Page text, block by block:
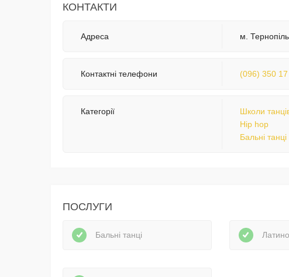
КОНТАКТИ
Адреса м.
Контактні телефони (096) 350
Категорії
Школи
Hip hop
Бальні танці
ПОСЛУГИ
Бальні танці